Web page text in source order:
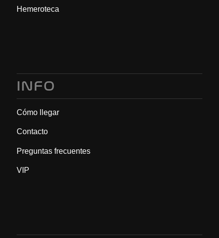
Hemeroteca
INFO
Cómo llegar
Contacto
Preguntas frecuentes
VIP